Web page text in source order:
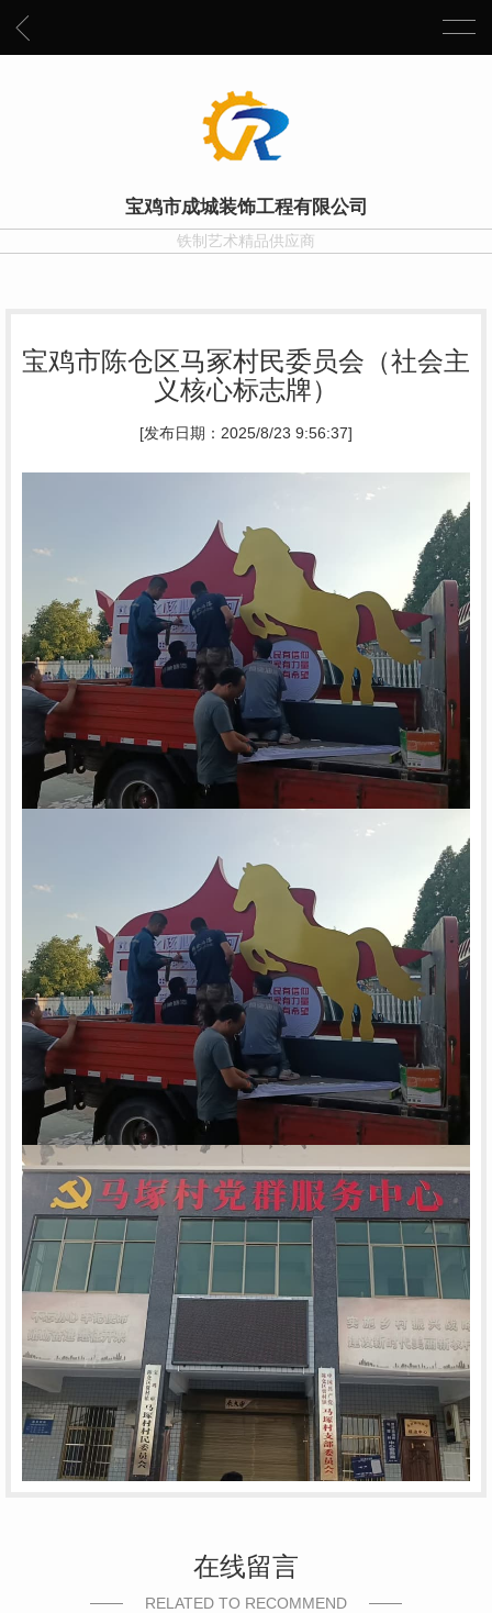
宝鸡市成城装饰工程有限公司
铁制艺术精品供应商
宝鸡市陈仓区马冢村民委员会（社会主
义核心标志牌）
[发布日期：2025/8/23 9:56:37]
在线留言
RELATED TO RECOMMEND